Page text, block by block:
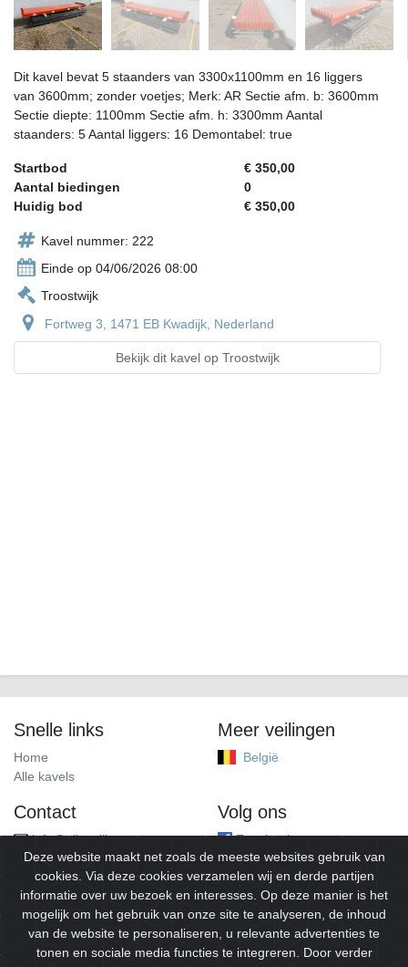
Dit kavel bevat 5 staanders van 3300x1100mm en 16 liggers
van 3600mm; zonder voetjes; Merk: AR Sectie afm. b: 3600mm
Sectie diepte: 1100mm Sectie afm. h: 3300mm Aantal
staanders: 5 Aantal liggers: 16 Demontabel: true
Startbod
€ 350,00
Aantal biedingen
0
Huidig bod
€ 350,00
Kavel nummer: 222
Einde op 04/06/2026 08:00
Troostwijk
Fortweg 3, 1471 EB Kwadijk, Nederland
Bekijk dit kavel op Troostwijk
Snelle links
Home
Alle kavels
Meer veilingen
België
Contact
info@alleveilingen.net
Volg ons
Facebook
Deze website maakt net zoals de meeste websites gebruik van
cookies. Via deze cookies verzamelen wij en derde partijen
informatie over uw bezoek en interesses. Op deze manier is het
mogelijk om het gebruik van onze site te analyseren, de inhoud
van de website te personaliseren, u relevante advertenties te
tonen en sociale media functies te integreren. Door verder